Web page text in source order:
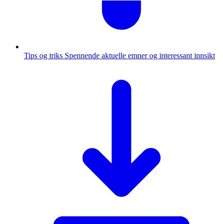
Tips og triks Spennende aktuelle emner og interessant innsikt